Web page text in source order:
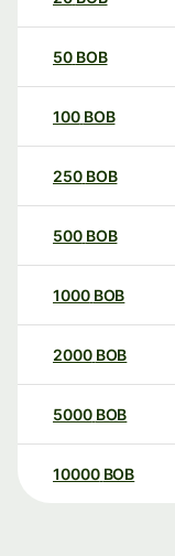
50 BOB
100 BOB
250 BOB
500 BOB
1000 BOB
2000 BOB
5000 BOB
10000 BOB